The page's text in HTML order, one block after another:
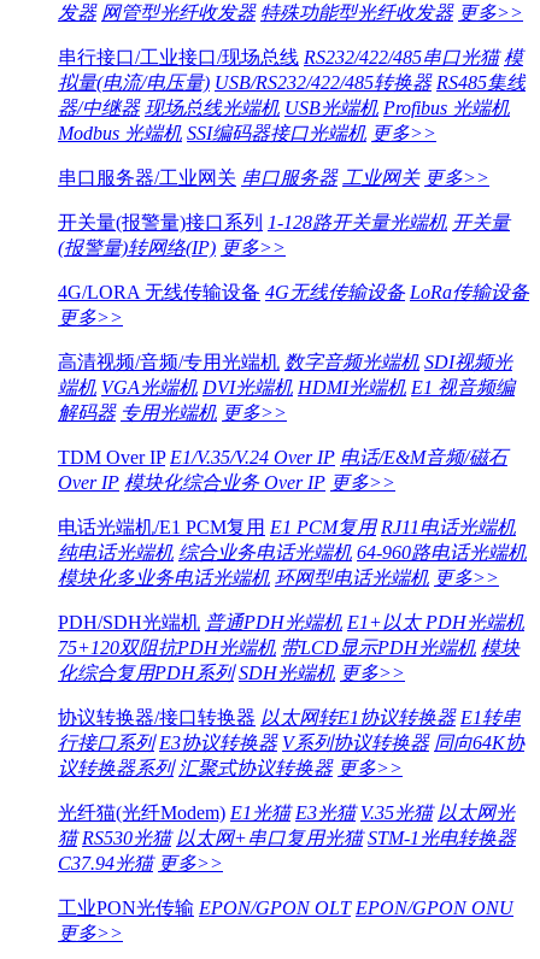
发器 网管型光纤收发器 特殊功能型光纤收发器 更多>>
串行接口/工业接口/现场总线 RS232/422/485串口光猫 模
拟量(电流/电压量) USB/RS232/422/485转换器 RS485集线
器/中继器 现场总线光端机 USB光端机 Profibus 光端机
Modbus 光端机 SSI编码器接口光端机 更多>>
串口服务器/工业网关 串口服务器 工业网关 更多>>
开关量(报警量)接口系列 1-128路开关量光端机 开关量
(报警量)转网络(IP) 更多>>
4G/LORA 无线传输设备 4G无线传输设备 LoRa传输设备
更多>>
高清视频/音频/专用光端机 数字音频光端机 SDI视频光
端机 VGA光端机 DVI光端机 HDMI光端机 E1 视音频编
解码器 专用光端机 更多>>
TDM Over IP E1/V.35/V.24 Over IP 电话/E&M音频/磁石
Over IP 模块化综合业务 Over IP 更多>>
电话光端机/E1 PCM复用 E1 PCM复用 RJ11电话光端机
纯电话光端机 综合业务电话光端机 64-960路电话光端机
模块化多业务电话光端机 环网型电话光端机 更多>>
PDH/SDH光端机 普通PDH光端机 E1+以太 PDH光端机
75+120双阻抗PDH光端机 带LCD显示PDH光端机 模块
化综合复用PDH系列 SDH光端机 更多>>
协议转换器/接口转换器 以太网转E1协议转换器 E1转串
行接口系列 E3协议转换器 V系列协议转换器 同向64K协
议转换器系列 汇聚式协议转换器 更多>>
光纤猫(光纤Modem) E1光猫 E3光猫 V.35光猫 以太网光
猫 RS530光猫 以太网+串口复用光猫 STM-1光电转换器
C37.94光猫 更多>>
工业PON光传输 EPON/GPON OLT EPON/GPON ONU
更多>>